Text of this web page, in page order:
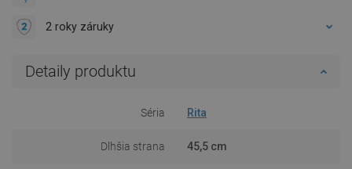
2 roky záruky
Detaily produktu
Séria Rita
Dlhšia strana 45,5 cm